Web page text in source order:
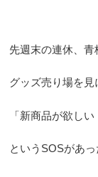
先週末の連休、青
グッズ売り場を見
「新商品が欲し
というSOSがあっ